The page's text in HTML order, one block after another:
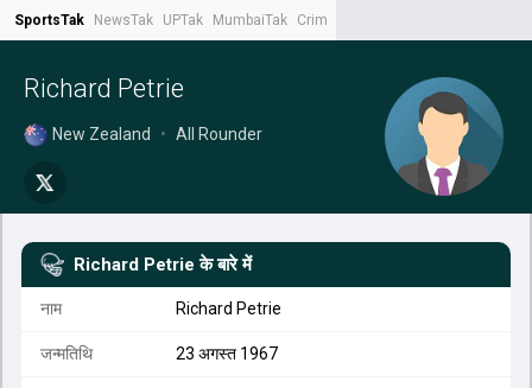
SportsTak NewsTak UPTak MumbaiTak CrimeTak
Richard Petrie
New Zealand • All Rounder
Richard Petrie के बारे में
नाम Richard Petrie
जन्मतिथि 23 अगस्त 1967